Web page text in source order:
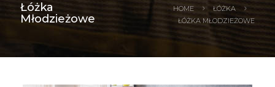
Łóżka
Młodzieżowe
HOME
ŁÓŻKA
ŁÓŻKA MŁODZIEŻOWE